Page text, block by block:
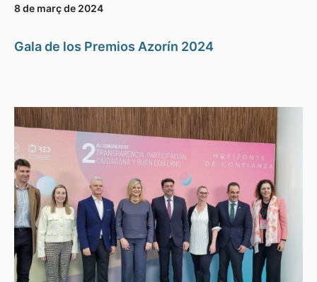
8 de març de 2024
Gala de los Premios Azorín 2024